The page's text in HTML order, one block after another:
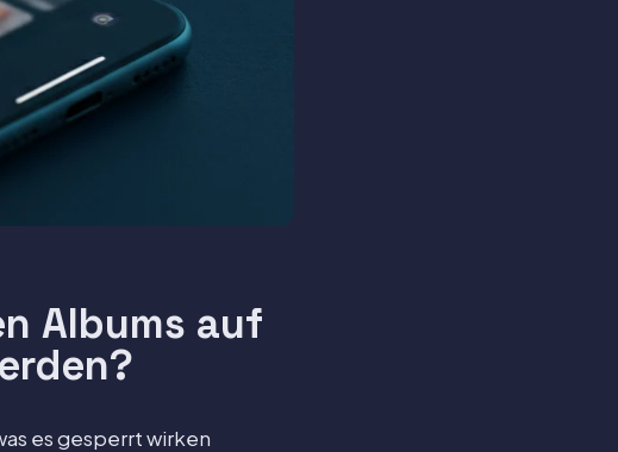
Albums auf
es gesperrt wirken